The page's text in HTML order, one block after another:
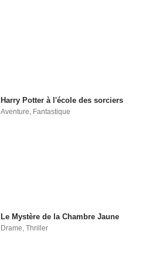
Harry Potter à l'école des sorciers
Aventure, Fantastique
Le Mystère de la Chambre Jaune
Drame,Thriller